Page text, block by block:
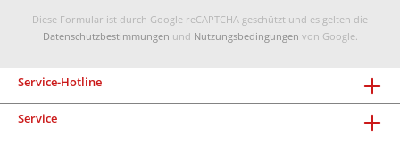
Diese Formular ist durch Google reCAPTCHA geschützt und es gelten die
Datenschutzbestimmungen und Nutzungsbedingungen von Google.
Service-Hotline
Service